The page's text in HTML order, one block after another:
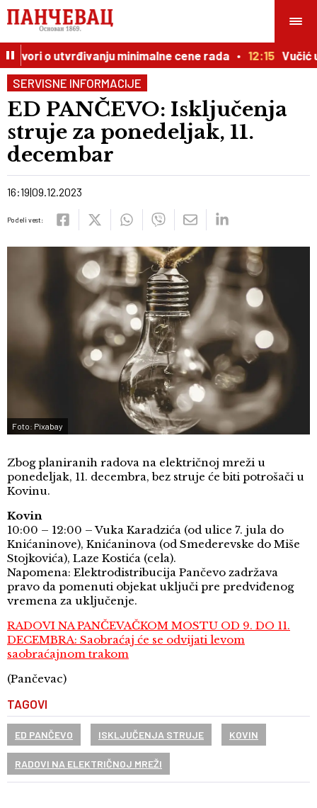
o utvrđivanju minimalne cene rada 12:15 Vučić u
SERVISNE INFORMACIJE
ED PANČEVO: Isključenja
struje za ponedeljak, 11.
decembar
16:19 09.12.2023
Podeli vest:
Foto: Pixabay
Zbog planiranih radova na električnoj mreži u
ponedeljak, 11. decembra, bez struje će biti potrošači u
Kovinu.
Kovin
10:00 – 12:00 – Vuka Karadzića (od ulice 7. jula do
Knićaninove), Knićaninova (od Smederevske do Miše
Stojkovića), Laze Kostića (cela).
Napomena: Elektrodistribucija Pančevo zadržava
pravo da pomenuti objekat uključi pre predviđenog
vremena za uključenje.
RADOVI NA PANČEVAČKOM MOSTU OD 9. DO 11.
DECEMBRA: Saobraćaj će se odvijati levom
saobraćajnom trakom
(Pančevac)
TAGOVI
ED PANČEVO ISKLJUČENJA STRUJE KOVIN
RADOVI NA ELEKTRIČNOJ MREŽI